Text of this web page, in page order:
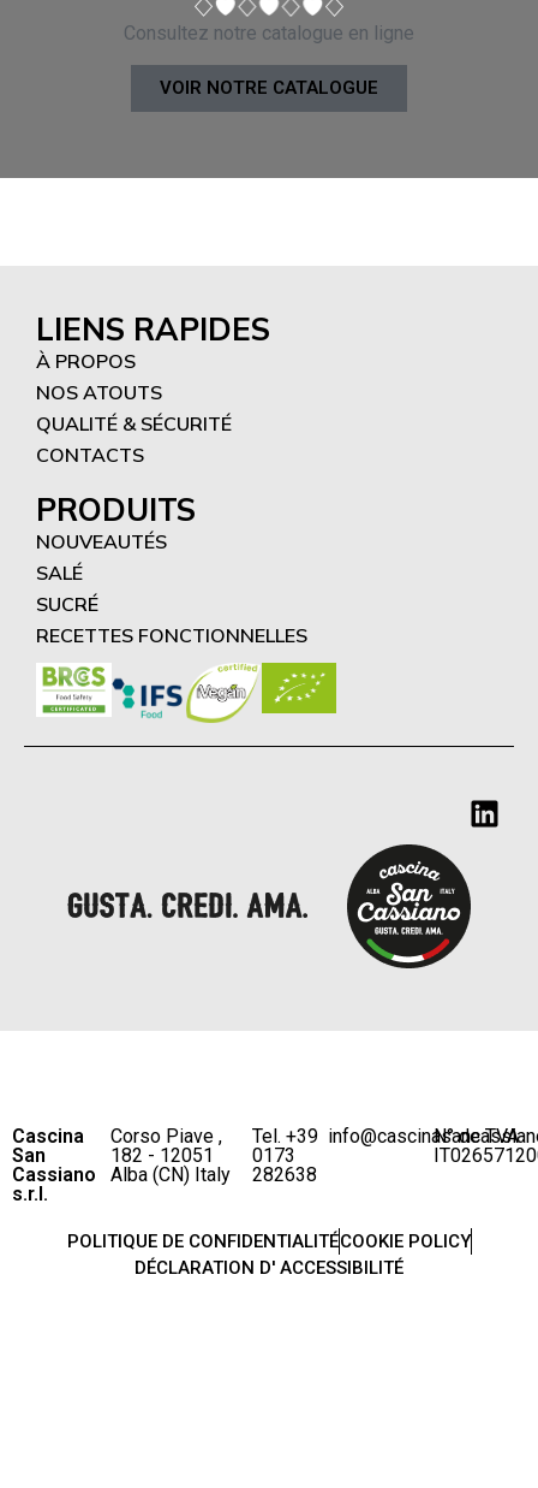
Consultez notre catalogue en ligne
VOIR NOTRE CATALOGUE
LIENS RAPIDES
À PROPOS
NOS ATOUTS
QUALITÉ & SÉCURITÉ
CONTACTS
PRODUITS
NOUVEAUTÉS
SALÉ
SUCRÉ
RECETTES FONCTIONNELLES
Cascina
San
Cassiano
s.r.l.
Corso Piave ,
182 - 12051
Alba (CN) Italy
Tel. +39
0173
282638
N° de TVA
POLITIQUE DE CONFIDENTIALITÉCOOKIE POLICY
DÉCLARATION D' ACCESSIBILITÉ